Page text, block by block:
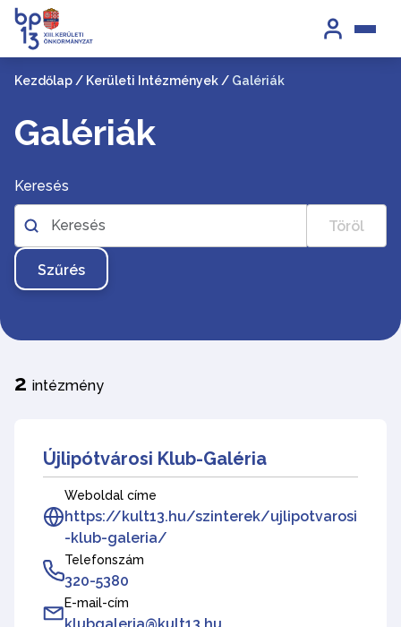
Kezdőlap / Kerületi Intézmények / Galériák
Galériák
Keresés
Töröl
Szűrés
2 intézmény
Újlipótvárosi Klub-Galéria
Weboldal címe
https://kult13.hu/szinterek/ujlipotvarosi
-klub-galeria/
Telefonszám
320-5380
E-mail-cím